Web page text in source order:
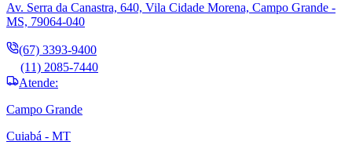
Av. Serra da Canastra, 640, Vila Cidade Morena, Campo Grande -
MS, 79064-040
(67) 3393-9400
(11) 2085-7440
Atende:
Campo Grande
Cuiabá - MT